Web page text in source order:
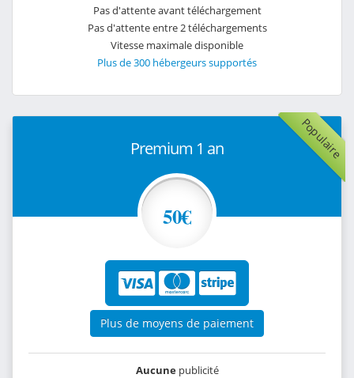
Pas d'attente avant téléchargement
Pas d'attente entre 2 téléchargements
Vitesse maximale disponible
Plus de 300 hébergeurs supportés
Populaire
Premium 1 an
50€
Plus de moyens de paiement
Aucunepublicité